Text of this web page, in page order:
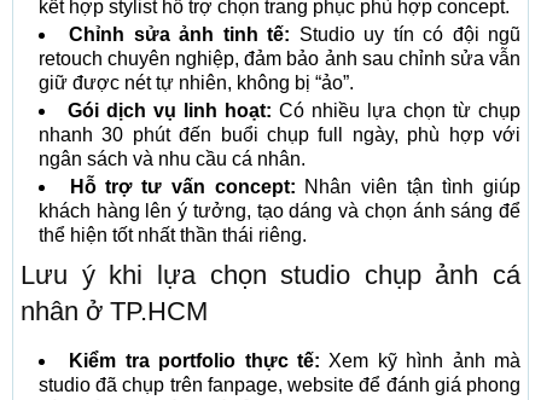
kết hợp stylist hỗ trợ chọn trang phục phù hợp concept.
Chỉnh sửa ảnh tinh tế: Studio uy tín có đội ngũ
retouch chuyên nghiệp, đảm bảo ảnh sau chỉnh sửa vẫn
giữ được nét tự nhiên, không bị “ảo”.
Gói dịch vụ linh hoạt: Có nhiều lựa chọn từ chụp
nhanh 30 phút đến buổi chụp full ngày, phù hợp với
ngân sách và nhu cầu cá nhân.
Hỗ trợ tư vấn concept: Nhân viên tận tình giúp
khách hàng lên ý tưởng, tạo dáng và chọn ánh sáng để
thể hiện tốt nhất thần thái riêng.
Lưu ý khi lựa chọn studio chụp ảnh cá
nhân ở TP.HCM
Kiểm tra portfolio thực tế: Xem kỹ hình ảnh mà
studio đã chụp trên fanpage, website để đánh giá phong